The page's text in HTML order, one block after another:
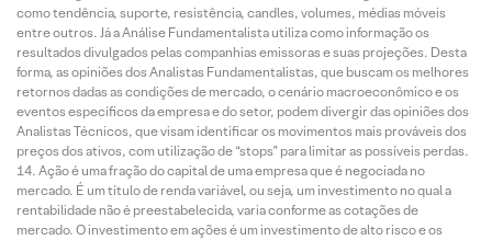
como tendência, suporte, resistência, candles, volumes, médias móveis
entre outros. Já a Análise Fundamentalista utiliza como informação os
resultados divulgados pelas companhias emissoras e suas projeções. Desta
forma, as opiniões dos Analistas Fundamentalistas, que buscam os melhores
retornos dadas as condições de mercado, o cenário macroeconômico e os
eventos específicos da empresa e do setor, podem divergir das opiniões dos
Analistas Técnicos, que visam identificar os movimentos mais prováveis dos
preços dos ativos, com utilização de “stops” para limitar as possíveis perdas.
Ação é uma fração do capital de uma empresa que é negociada no
mercado. É um título de renda variável, ou seja, um investimento no qual a
rentabilidade não é preestabelecida, varia conforme as cotações de
mercado. O investimento em ações é um investimento de alto risco e os